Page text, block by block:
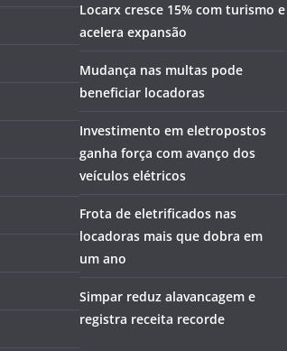
Locarx cresce 15% com turismo e
acelera expansão
Mudança nas multas pode
beneficiar locadoras
Investimento em eletropostos
ganha força com avanço dos
veículos elétricos
Frota de eletrificados nas
locadoras mais que dobra em
um ano
Simpar reduz alavancagem e
registra receita recorde